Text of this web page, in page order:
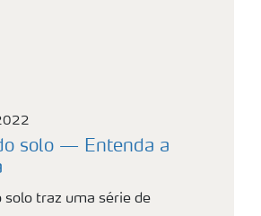
solo — Entenda a
solo traz uma série de